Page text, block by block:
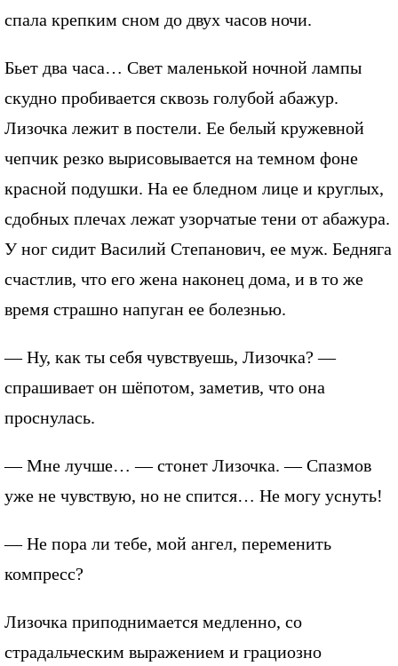
спала крепким сном до двух часов ночи.
Бьет два часа… Свет маленькой ночной лампы
скудно пробивается сквозь голубой абажур.
Лизочка лежит в постели. Ее белый кружевной
чепчик резко вырисовывается на темном фоне
красной подушки. На ее бледном лице и круглых,
сдобных плечах лежат узорчатые тени от абажура.
У ног сидит Василий Степанович, ее муж. Бедняга
счастлив, что его жена наконец дома, и в то же
время страшно напуган ее болезнью.
— Ну, как ты себя чувствуешь, Лизочка? —
спрашивает он шёпотом, заметив, что она
проснулась.
— Мне лучше… — стонет Лизочка. — Спазмов
уже не чувствую, но не спится… Не могу уснуть!
— Не пора ли тебе, мой ангел, переменить
компресс?
Лизочка приподнимается медленно, со
страдальческим выражением и грациозно